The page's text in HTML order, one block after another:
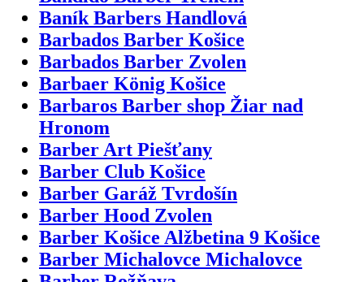
Baník Barbers Handlová
Barbados Barber Košice
Barbados Barber Zvolen
Barbaer König Košice
Barbaros Barber shop Žiar nad
Hronom
Barber Art Piešťany
Barber Club Košice
Barber Garáž Tvrdošín
Barber Hood Zvolen
Barber Košice Alžbetina 9 Košice
Barber Michalovce Michalovce